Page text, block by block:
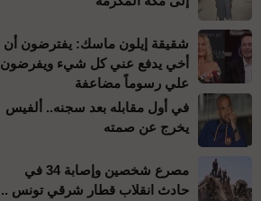
شقيقة إيلون ماسك: يفترضون أن
أخي يدفع عني كل شيء ويفرضون
علي رسوماً مضاعفة
في أول مقابله بعد سجنه.. ألفيس
يخرج عن صمته
مصرع شخصين وإصابة 34 في
حادث انقلاب قطار شرقي تونس ..